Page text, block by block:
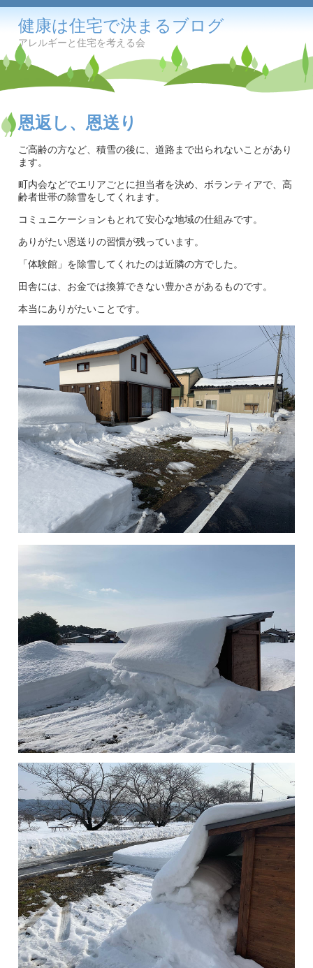
健康は住宅で決まるブログ
アレルギーと住宅を考える会
恩返し、恩送り
ご高齢の方など、積雪の後に、道路まで出られないことがあり
ます。
町内会などでエリアごとに担当者を決め、ボランティアで、高
齢者世帯の除雪をしてくれます。
コミュニケーションもとれて安心な地域の仕組みです。
ありがたい恩送りの習慣が残っています。
「体験館」を除雪してくれたのは近隣の方でした。
田舎には、お金では換算できない豊かさがあるものです。
本当にありがたいことです。